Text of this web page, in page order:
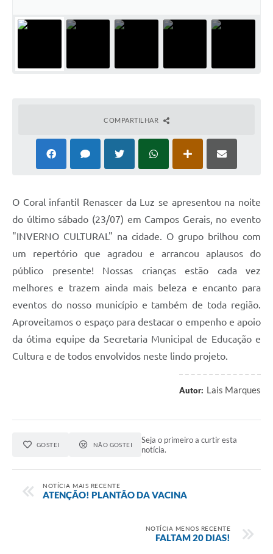
COMPARTILHAR
O Coral infantil Renascer da Luz se apresentou na noite
do último sábado (23/07) em Campos Gerais, no evento
"INVERNO CULTURAL" na cidade. O grupo brilhou com
um repertório que agradou e arrancou aplausos do
público presente! Nossas crianças estão cada vez
melhores e trazem ainda mais beleza e encanto para
eventos do nosso município e também de toda região.
Aproveitamos o espaço para destacar o empenho e apoio
da ótima equipe da Secretaria Municipal de Educação e
Cultura e de todos envolvidos neste lindo projeto.
Autor: Lais Marques
GOSTEI NÃO GOSTEI
Seja o primeiro a curtir esta
notícia.
NOTÍCIA MAIS RECENTE
ATENÇÃO! PLANTÃO DA VACINA
NOTÍCIA MENOS RECENTE
FALTAM 20 DIAS!